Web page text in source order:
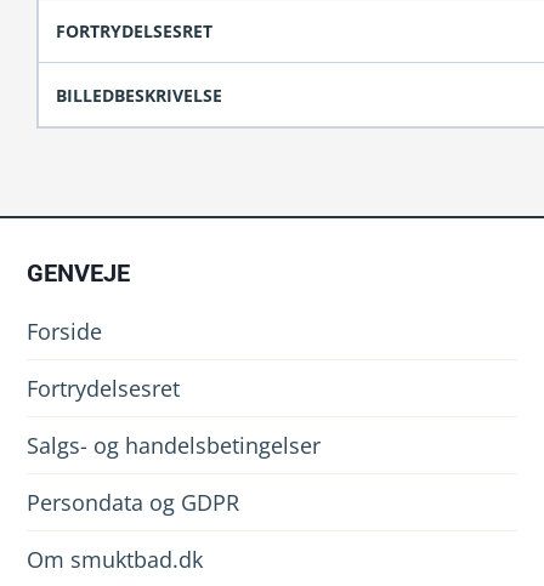
FORTRYDELSESRET
BILLEDBESKRIVELSE
GENVEJE
Forside
Fortrydelsesret
Salgs- og handelsbetingelser
Persondata og GDPR
Om smuktbad.dk